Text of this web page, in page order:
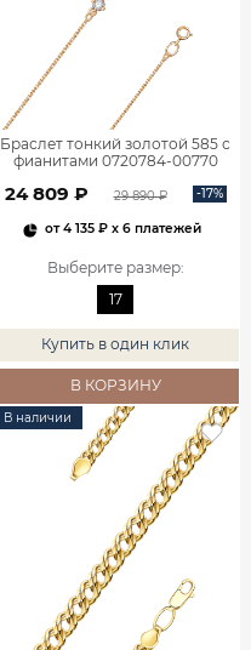
Браслет тонкий золотой 585 с
фианитами 0720784-00770
24 809 ₽ 29 890 ₽ -17%
от4 135 ₽x 6 платежей
Выберите размер:
17
Купить в один клик
В КОРЗИНУ
В наличии